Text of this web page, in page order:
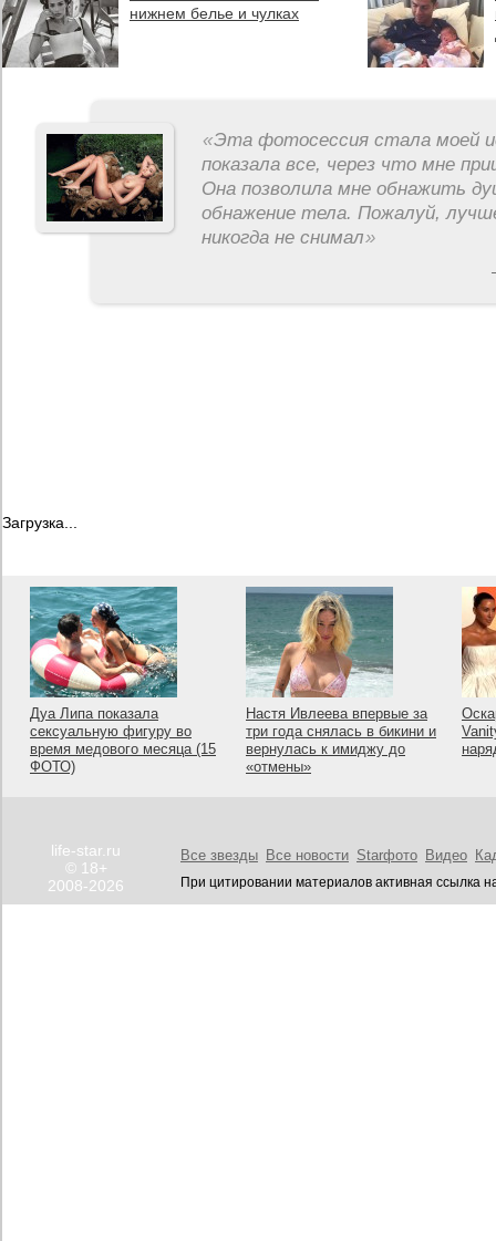
нижнем белье и чулках
«Эта фотосессия стала моей
показала все, через что мне
Она позволила мне обнажить
обнажение тела. Пожалуй,
никогда не снимал»
Загрузка...
Дуа Липа показала
сексуальную фигуру во
время медового месяца (15
ФОТО)
Настя Ивлеева впервые за
три года снялась в бикини и
вернулась к имиджу до
«отмены»
life-star.ru
© 18+
2008-2026
Все звезды Все новости Starфото Видео
При цитировании материалов активная ссылка